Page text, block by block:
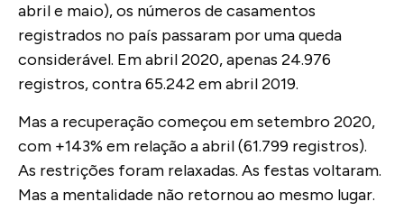
abril e maio), os números de casamentos
registrados no país passaram por uma queda
considerável. Em abril 2020, apenas 24.976
registros, contra 65.242 em abril 2019.
Mas a recuperação começou em setembro 2020,
com +143% em relação a abril (61.799 registros).
As restrições foram relaxadas. As festas voltaram.
Mas a mentalidade não retornou ao mesmo lugar.